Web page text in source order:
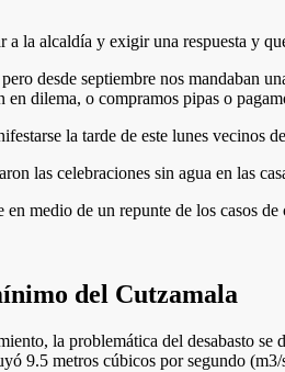
a la alcaldía y exigir una respuesta y
desde septiembre nos mandaban
en dilema, o compramos pipas o
la tarde de este lunes vecinos
las celebraciones sin agua en las
medio de un repunte de los casos
del Cutzamala
la problemática del desabasto se
9.5 metros cúbicos por segundo (m3/